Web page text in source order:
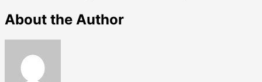
About the Author